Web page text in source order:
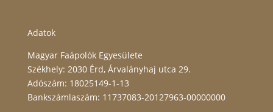
Adatok
Magyar Faápolók Egyesülete
Székhely: 2030 Érd, Árvalányhaj utca 29.
Adószám: 18025149-1-13
Bankszámlaszám: 11737083-20127963-00000000